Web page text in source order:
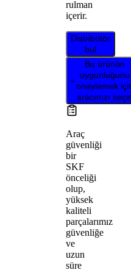
rulman
içerir.
Distribütör
bul
Bu ürünün
uygunluğunu
onaylamak
aracınızı
Araç
güvenliği
bir
SKF
önceliği
olup,
yüksek
kaliteli
parçalarımız
güvenliğe
ve
uzun
süre